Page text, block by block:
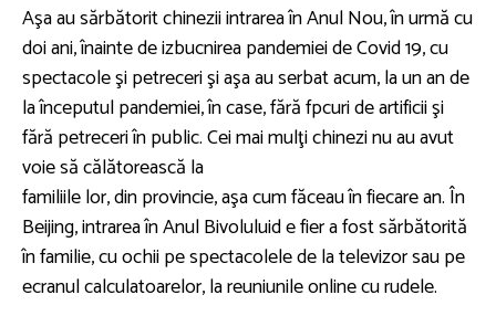
Aşa au sărbătorit chinezii intrarea în Anul Nou, în urmă cu
doi ani, înainte de izbucnirea pandemiei de Covid 19, cu
spectacole şi petreceri şi aşa au serbat acum, la un an de
la începutul pandemiei, în case, fără fpcuri de artificii şi
fără petreceri în public. Cei mai mulţi chinezi nu au avut
voie să călătorească la
familiile lor, din provincie, aşa cum făceau în fiecare an. În
Beijing, intrarea în Anul Bivoluluid e fier a fost sărbătorită
în familie, cu ochii pe spectacolele de la televizor sau pe
ecranul calculatoarelor, la reuniunile online cu rudele.